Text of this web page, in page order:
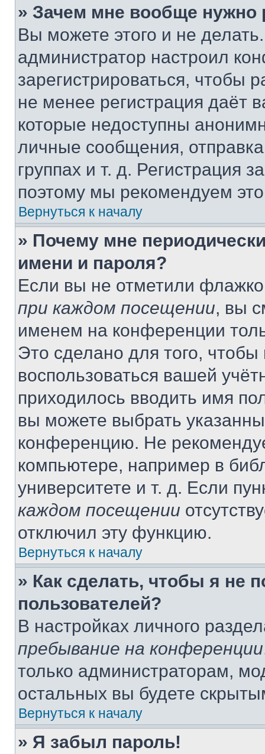
» Зачем мне вообще нужно
Вы можете этого и не
администратор настроил
зарегистрироваться, чтобы
не менее регистрация даёт
которые недоступны
личные сообщения,
группах и т. д. Регистрация
поэтому мы рекомендуем
Вернуться к началу
» Почему мне
имени и пароля?
Если вы не отметили
при каждом посещении, вы
именем на конференции
Это сделано для того, чтобы
воспользоваться вашей
приходилось вводить имя
вы можете выбрать
конференцию. Не
компьютере, например в
университете и т. д. Если
каждом посещении
отключил эту функцию.
Вернуться к началу
» Как сделать, чтобы я не
пользователей?
В настройках личного
пребывание на конференции
только администраторам,
остальных вы будете
Вернуться к началу
» Я забыл пароль!